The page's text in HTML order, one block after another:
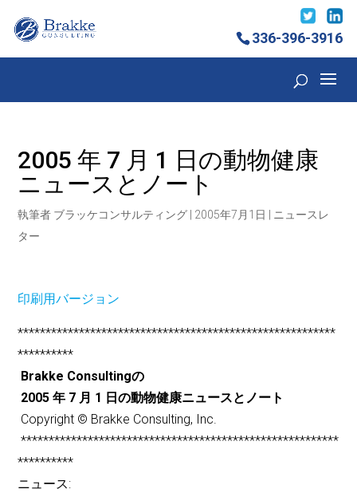
336-396-3916
2005 年 7 月 1 日の動物健康
ニュースとノート
執筆者 ブラッケコンサルティング 2005年7月1日
ニュースレ
ター
印刷用バージョン
*********************************************************
**********
Brakke Consultingの
2005 年 7 月 1 日の動物健康ニュースとノート
Copyright © Brakke Consulting, Inc.
*********************************************************
**********
ニュース: